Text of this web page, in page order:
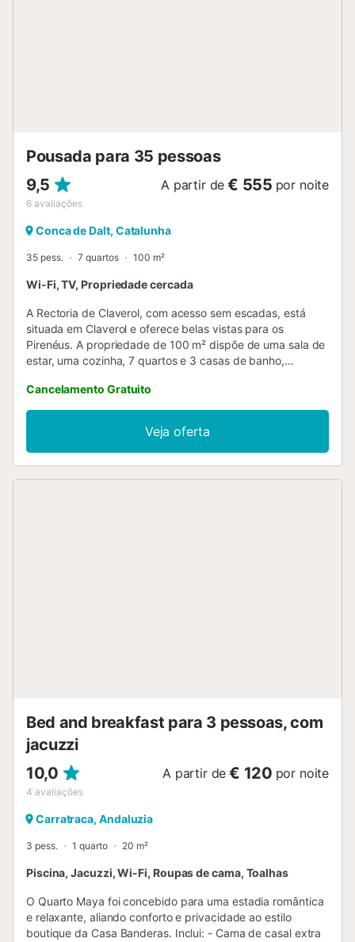
Pousada para 35 pessoas
9,5
6 avaliações
A partir de € 555 por noite
Conca de Dalt, Catalunha
35 pess. 7 quartos 100 m²
Wi-Fi, TV, Propriedade cercada
A Rectoria de Claverol, com acesso sem escadas, está
situada em Claverol e oferece belas vistas para os
Pirenéus. A propriedade de 100 m² dispõe de uma sala de
estar, uma cozinha, 7 quartos e 3 casas de banho,
encontram-se Wi-Fi com espaço dedicado para trabalho
remoto, televisão e máquina de lavar roupa. Este
alojamento não dispõe de ar condicionado nem de toalhas.
Tem um terraço privado ao ar livre, ideal para relaxar à
noite. Existe estacionamento gratuito disponível na rua.
Cancelamento Gratuito
Veja oferta
Bed and breakfast para 3 pessoas, com
jacuzzi
10,0
4 avaliações
A partir de € 120 por noite
Carratraca, Andaluzia
3 pess. 1 quarto 20 m²
Piscina, Jacuzzi, Wi-Fi, Roupas de cama, Toalhas
O Quarto Maya foi concebido para uma estadia romântica
e relaxante, aliando conforto e privacidade ao estilo
boutique da Casa Banderas. Inclui: - Cama de casal extra